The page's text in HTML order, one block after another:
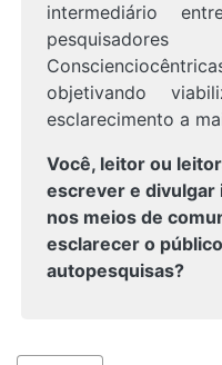
intermediário
objetivando
esclarecimento a
Você, leitor ou
escrever e divulgar
nos meios de
esclarecer o
autopesquisas?